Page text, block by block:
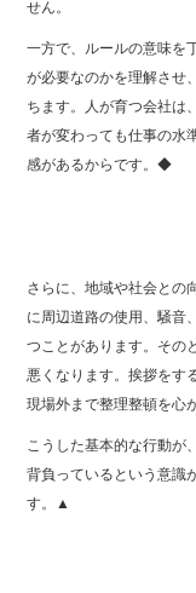
せん。
一方で、ルールの意味を
が必要なのかを理解させ
ちます。人が育つ会社は
者が変わっても仕事の水
感があるからです。◆
さらに、地域や社会との
に周辺道路の使用、騒音
つことがあります。その
悪くなります。挨拶をす
現場外まで整理整頓を心
こうした基本的な行動が
背負っているという意識
す。▲